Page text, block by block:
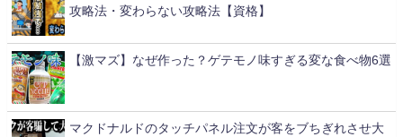
攻略法・変わらない攻略法【資格】
【激マズ】なぜ作った？ゲテモノ味すぎる変な食べ物6選
マクドナルドのタッチパネル注文が客をブちぎれさせ大